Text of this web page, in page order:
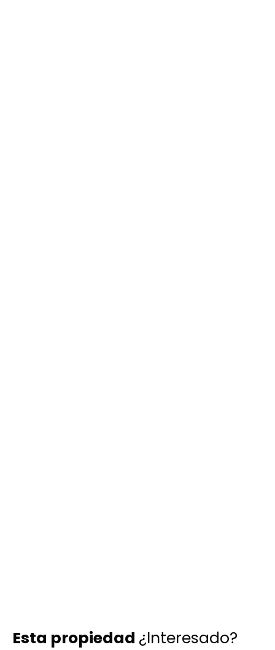
Esta propiedad ¿Interesado?